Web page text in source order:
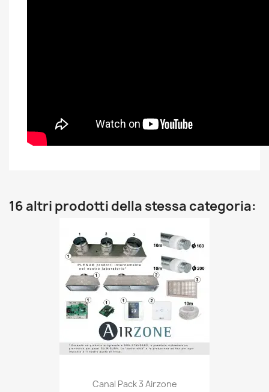
16 altri prodotti della stessa categoria:
Canal Pack 3 Airzone